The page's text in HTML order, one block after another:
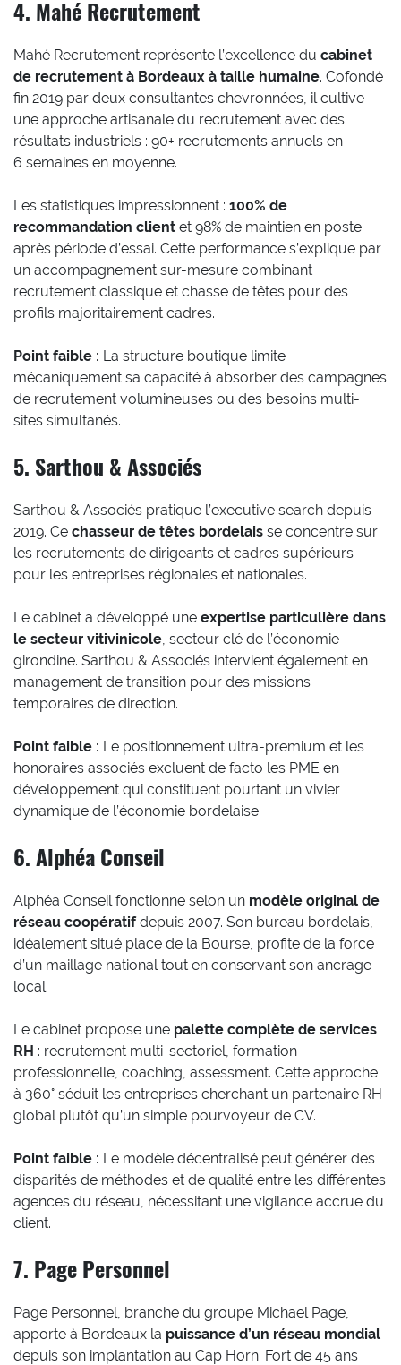
4. Mahé Recrutement
Mahé Recrutement représente l’excellence du cabinet
de recrutement à Bordeaux à taille humaine. Cofondé
fin 2019 par deux consultantes chevronnées, il cultive
une approche artisanale du recrutement avec des
résultats industriels : 90+ recrutements annuels en
6 semaines en moyenne.
Les statistiques impressionnent : 100% de
recommandation client et 98% de maintien en poste
après période d’essai. Cette performance s’explique par
un accompagnement sur-mesure combinant
recrutement classique et chasse de têtes pour des
profils majoritairement cadres.
Point faible : La structure boutique limite
mécaniquement sa capacité à absorber des campagnes
de recrutement volumineuses ou des besoins multi-
sites simultanés.
5. Sarthou & Associés
Sarthou & Associés pratique l’executive search depuis
2019. Ce chasseur de têtes bordelais se concentre sur
les recrutements de dirigeants et cadres supérieurs
pour les entreprises régionales et nationales.
Le cabinet a développé une expertise particulière dans
le secteur vitivinicole, secteur clé de l’économie
girondine. Sarthou & Associés intervient également en
management de transition pour des missions
temporaires de direction.
Point faible : Le positionnement ultra-premium et les
honoraires associés excluent de facto les PME en
développement qui constituent pourtant un vivier
dynamique de l’économie bordelaise.
6. Alphéa Conseil
Alphéa Conseil fonctionne selon un modèle original de
réseau coopératifdepuis 2007. Son bureau bordelais,
idéalement situé place de la Bourse, profite de la force
d’un maillage national tout en conservant son ancrage
local.
Le cabinet propose une palette complète de services
RH : recrutement multi-sectoriel, formation
professionnelle, coaching, assessment. Cette approche
à 360° séduit les entreprises cherchant un partenaire RH
global plutôt qu’un simple pourvoyeur de CV.
Point faible : Le modèle décentralisé peut générer des
disparités de méthodes et de qualité entre les différentes
agences du réseau, nécessitant une vigilance accrue du
client.
7. Page Personnel
Page Personnel, branche du groupe Michael Page,
apporte à Bordeaux la puissance d’un réseau mondial
depuis son implantation au Cap Horn. Fort de 45 ans